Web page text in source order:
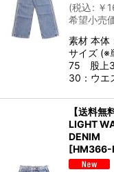
(税込: ￥
希望小売
素材 本体
サイズ (※
75 股上
30：ウ
【送料
LIGHT
DENIM
[HM366-